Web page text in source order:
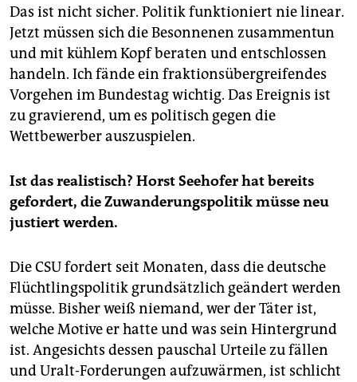
Das ist nicht sicher. Politik funktioniert nie linear.
Jetzt müssen sich die Besonnenen zusammentun
und mit kühlem Kopf beraten und entschlossen
handeln. Ich fände ein fraktionsübergreifendes
Vorgehen im Bundestag wichtig. Das Ereignis ist
zu gravierend, um es politisch gegen die
Wettbewerber auszuspielen.
Ist das realistisch? Horst Seehofer hat bereits
gefordert, die Zuwanderungspolitik müsse neu
justiert werden.
Die CSU fordert seit Monaten, dass die deutsche
Flüchtlingspolitik grundsätzlich geändert werden
müsse. Bisher weiß niemand, wer der Täter ist,
welche Motive er hatte und was sein Hintergrund
ist. Angesichts dessen pauschal Urteile zu fällen
und Uralt-Forderungen aufzuwärmen, ist schlicht